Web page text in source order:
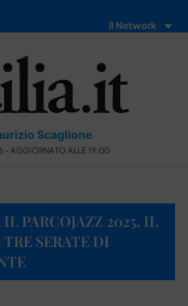
Il Network
Scaglione
- AGGIORNATO ALLE 19:00
PARCOJAZZ 2025, IL
SERATE DI